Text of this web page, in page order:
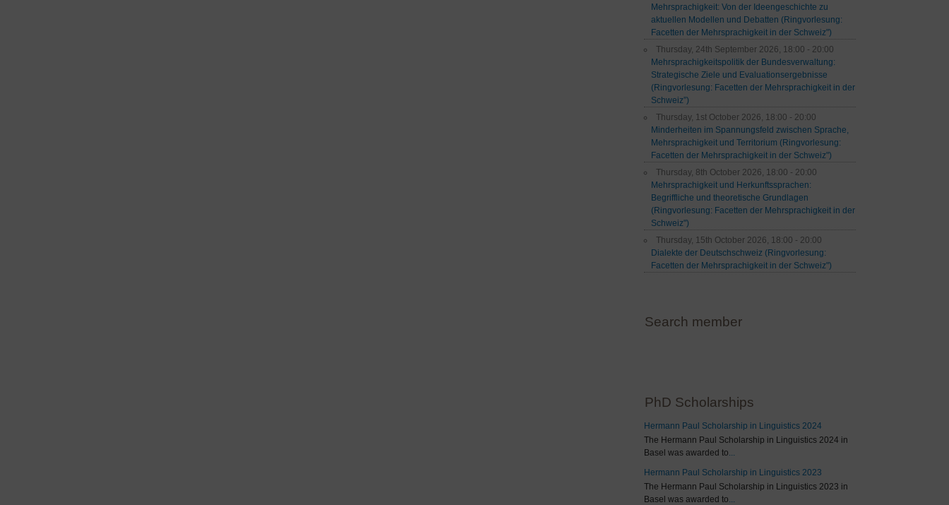
Mehrsprachigkeit: Von der Ideengeschichte zu
aktuellen Modellen und Debatten (Ringvorlesung:
Facetten der Mehrsprachigkeit in der Schweiz")
Thursday, 24th September 2026, 18:00 - 20:00
Mehrsprachigkeitspolitik der Bundesverwaltung:
Strategische Ziele und Evaluationsergebnisse
(Ringvorlesung: Facetten der Mehrsprachigkeit in der
Schweiz”)
Thursday, 1st October 2026, 18:00 - 20:00
Minderheiten im Spannungsfeld zwischen Sprache,
Mehrsprachigkeit und Territorium (Ringvorlesung:
Facetten der Mehrsprachigkeit in der Schweiz")
Thursday, 8th October 2026, 18:00 - 20:00
Mehrsprachigkeit und Herkunftssprachen:
Begriffliche und theoretische Grundlagen
(Ringvorlesung: Facetten der Mehrsprachigkeit in der
Schweiz")
Thursday, 15th October 2026, 18:00 - 20:00
Dialekte der Deutschschweiz (Ringvorlesung:
Facetten der Mehrsprachigkeit in der Schweiz")
Search member
PhD Scholarships
Hermann Paul Scholarship in Linguistics 2024
The Hermann Paul Scholarship in Linguistics 2024 in
Basel was awarded to...
Hermann Paul Scholarship in Linguistics 2023
The Hermann Paul Scholarship in Linguistics 2023 in
Basel was awarded to...